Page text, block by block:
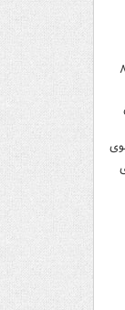
خیبرپختونخوا؛ ۸